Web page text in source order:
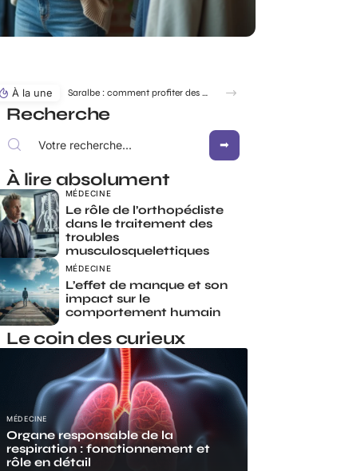
À la une Saralbe : comment profiter des bords de l’eau en toute saison ?
Recherche
À lire absolument
MÉDECINE
Le rôle de l’orthopédiste
dans le traitement des
troubles
musculosquelettiques
MÉDECINE
L’effet de manque et son
impact sur le
comportement humain
Le coin des curieux
MÉDECINE
Organe responsable de la
respiration : fonctionnement et
rôle en détail